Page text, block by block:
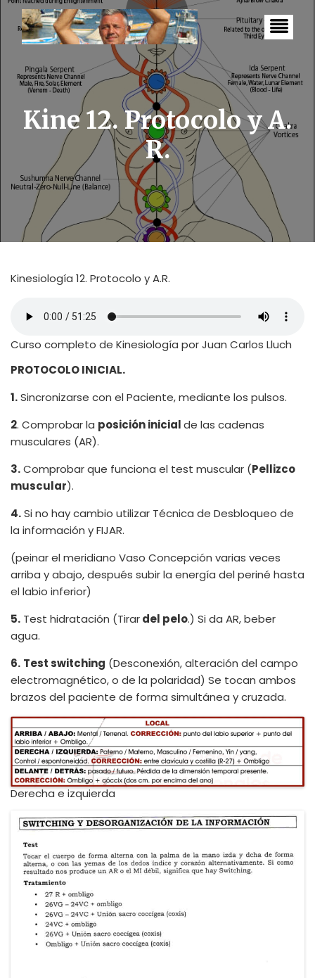
Kine 12. Protocolo y A.
R.
Kinesiología 12. Protocolo y A.R.
Curso completo de Kinesiología por Juan Carlos Lluch
PROTOCOLO INICIAL.
1.Sincronizarse con el Paciente, mediante los pulsos.
2. Comprobar la posición inicialde las cadenas
musculares (AR).
3.Comprobar que funciona el test muscular (Pellizco
muscular).
4.Si no hay cambio utilizar Técnica de Desbloqueo de
la información y FIJAR.
(peinar el meridiano Vaso Concepción varias veces
arriba y abajo, después subir la energía del periné hasta
el labio inferior)
5. Test hidratación (Tirardel pelo.) Si da AR, beber
agua.
6. Test switching (Desconexión, alteración del campo
electromagnético, o de la polaridad) Se tocan ambos
brazos del paciente de forma simultánea y cruzada.
Derecha e izquierda